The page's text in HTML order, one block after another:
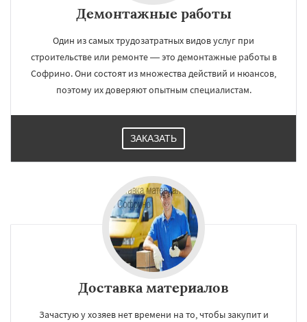
Демонтажные работы
Один из самых трудозатратных видов услуг при
строительстве или ремонте — это демонтажные работы в
Софрино. Они состоят из множества действий и нюансов,
поэтому их доверяют опытным специалистам.
ЗАКАЗАТЬ
Доставка материалов
Зачастую у хозяев нет времени на то, чтобы закупит и